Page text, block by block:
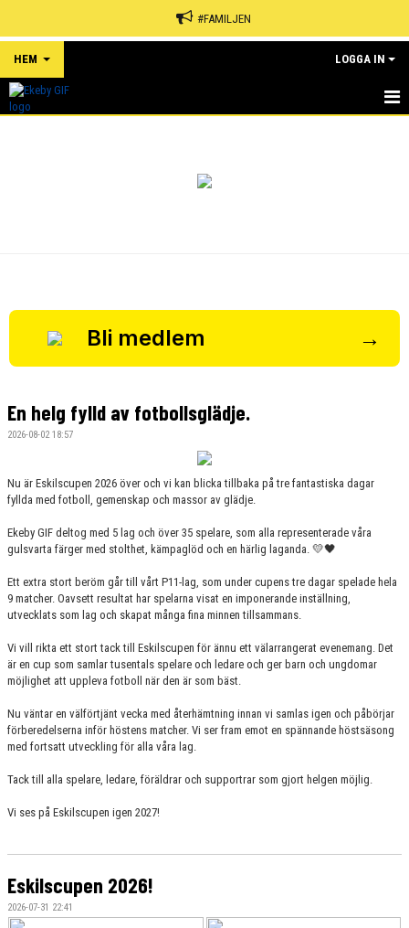
#FAMILJEN
HEM LOGGA IN
EVENEMANG
HYR KLUBBSTUGAN
Bli medlem →
En helg fylld av fotbollsglädje.
2026-08-02 18:57
Nu är Eskilscupen 2026 över och vi kan blicka tillbaka på tre fantastiska dagar
fyllda med fotboll, gemenskap och massor av glädje.
Ekeby GIF deltog med 5 lag och över 35 spelare, som alla representerade våra
gulsvarta färger med stolthet, kämpaglöd och en härlig laganda. 💛🖤
Ett extra stort beröm går till vårt P11-lag, som under cupens tre dagar spelade hela
9 matcher. Oavsett resultat har spelarna visat en imponerande inställning,
utvecklats som lag och skapat många fina minnen tillsammans.
Vi vill rikta ett stort tack till Eskilscupen för ännu ett välarrangerat evenemang. Det
är en cup som samlar tusentals spelare och ledare och ger barn och ungdomar
möjlighet att uppleva fotboll när den är som bäst.
Nu väntar en välförtjänt vecka med återhämtning innan vi samlas igen och påbörjar
förberedelserna inför höstens matcher. Vi ser fram emot en spännande höstsäsong
med fortsatt utveckling för alla våra lag.
Tack till alla spelare, ledare, föräldrar och supportrar som gjort helgen möjlig.
Vi ses på Eskilscupen igen 2027!
Eskilscupen 2026!
2026-07-31 22:41